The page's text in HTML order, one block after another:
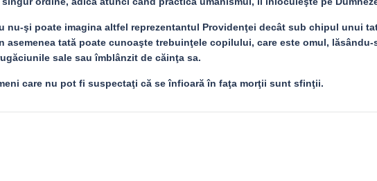
nu-şi poate imagina altfel reprezentantul Providenţei decât sub chipul unui
asemenea tată poate cunoaşte trebuinţele copilului, care este omul, lăsându-
sale sau îmblânzit de căinţa sa.
care nu pot fi suspectaţi că se înfioară în faţa morţii sunt sfinţii.